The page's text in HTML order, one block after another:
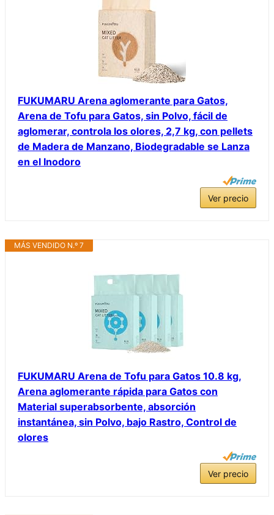
FUKUMARU Arena aglomerante para Gatos,
Arena de Tofu para Gatos, sin Polvo, fácil de
aglomerar, controla los olores, 2,7 kg, con pellets
de Madera de Manzano, Biodegradable se Lanza
en el Inodoro
Ver precio
MÁS VENDIDO N.º 7
FUKUMARU Arena de Tofu para Gatos 10.8 kg,
Arena aglomerante rápida para Gatos con
Material superabsorbente, absorción
instantánea, sin Polvo, bajo Rastro, Control de
olores
Ver precio